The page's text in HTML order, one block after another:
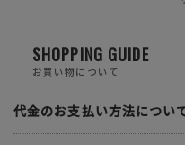
SHOPPING GUIDE
お買い物について
代金のお支払い方法につい